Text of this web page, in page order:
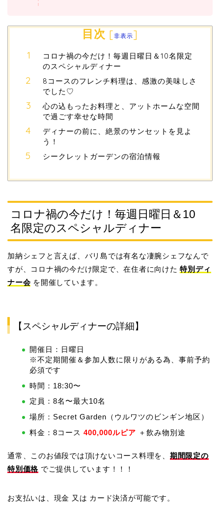
目次 [非表示]
コロナ禍の今だけ！毎週日曜日＆10名限定
のスペシャルディナー
8コースのフレンチ料理は、感激の美味しさ
でした♡
心の込もったお料理と、アットホームな空間
で過ごす幸せな時間
ディナーの前に、絶景のサンセットを見よ
う！
シークレットガーデンの宿泊情報
コロナ禍の今だけ！毎週日曜日＆10
名限定のスペシャルディナー
加納シェフと言えば、バリ島では有名な凄腕シェフなんで
すが、コロナ禍の今だけ限定で、在住者に向けた特別ディ
ナー会 を開催しています。
【スペシャルディナーの詳細】
開催日：日曜日
※不定期開催＆参加人数に限りがある為、事前予約
必須です
時間：18:30〜
定員：8名〜最大10名
場所：Secret Garden（ウルワツのビンギン地区）
料金：8コース 400,000ルピア ＋飲み物別途
通常、このお値段では頂けないコース料理を、 期間限定の
特別価格 でご提供しています！！！
お支払いは、現金 又は カード決済が可能です。